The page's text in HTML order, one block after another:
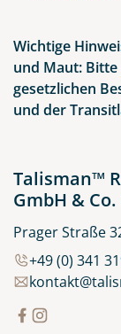
Wichtige
und Maut:
gesetzlichen
und der
Talisman™
GmbH & Co.
Prager Straße
+49 (0) 341